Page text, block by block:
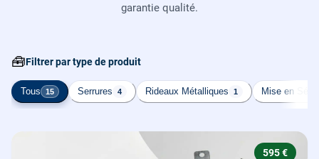
garantie qualité.
🧰Filtrer par type de produit
Tous 15 Serrures 4 Rideaux Métalliques 1 Mise en
595 €